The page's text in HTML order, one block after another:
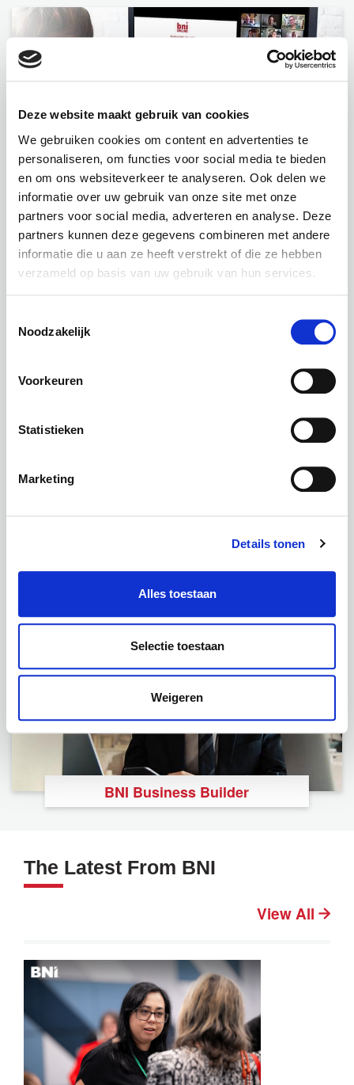
Deze website maakt gebruik van cookies
We gebruiken cookies om content en advertenties te
personaliseren, om functies voor social media te bieden
en om ons websiteverkeer te analyseren. Ook delen we
informatie over uw gebruik van onze site met onze
partners voor social media, adverteren en analyse. Deze
partners kunnen deze gegevens combineren met andere
informatie die u aan ze heeft verstrekt of die ze hebben
verzameld op basis van uw gebruik van hun services.
Noodzakelijk
Voorkeuren
Statistieken
Marketing
Details tonen
Alles toestaan
Selectie toestaan
Weigeren
BNI
Foundation
BNI Business Builder
The Latest From BNI
View All